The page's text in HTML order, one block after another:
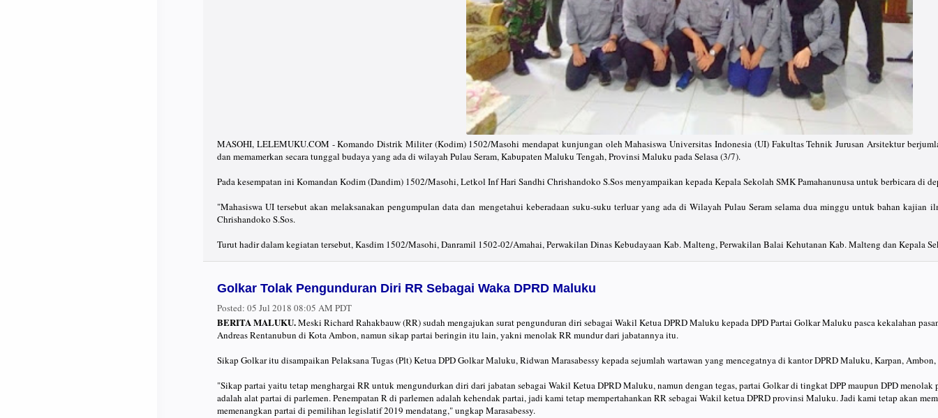
MASOHI, LELEMUKU.COM - Komando Distrik Militer (Kodim) 1502/Masohi mendapat kunjungan oleh Mahasiswa Universitas Indonesia (UI) Fakultas Tehnik Jurusan Arsitektur
dan memamerkan secara tunggal budaya yang ada di wilayah Pulau Seram, Kabupaten Maluku Tengah, Provinsi Maluku pada Selasa (3/7).
Pada kesempatan ini Komandan Kodim (Dandim) 1502/Masohi, Letkol Inf Hari Sandhi Chrishandoko S.Sos menyampaikan kepada Kepala Sekolah SMK Pamahanunusa untuk berbicara di
"Mahasiswa UI tersebut akan melaksanakan pengumpulan data dan mengetahui keberadaan suku-suku terluar yang ada di Wilayah Pulau Seram selama dua minggu untuk bahan
Chrishandoko S.Sos.
Turut hadir dalam kegiatan tersebut, Kasdim 1502/Masohi, Danramil 1502-02/Amahai, Perwakilan Dinas Kebudayaan Kab. Malteng, Perwakilan Balai Kehutanan Kab. Malteng dan Kepala
Golkar Tolak Pengunduran Diri RR Sebagai Waka DPRD Maluku
Posted: 05 Jul 2018 08:05 AM PDT
BERITA MALUKU.Meski Richard Rahakbauw (RR) sudah mengajukan surat pengunduran diri sebagai Wakil Ketua DPRD Maluku kepada DPD Partai Golkar Maluku pasca kekalahan
Andreas Rentanubun di Kota Ambon, namun sikap partai beringin itu lain, yakni menolak RR mundur dari jabatannya itu.
Sikap Golkar itu disampaikan Pelaksana Tugas (Plt) Ketua DPD Golkar Maluku, Ridwan Marasabessy kepada sejumlah wartawan yang mencegatnya di kantor DPRD Maluku, Karpan,
"Sikap partai yaitu tetap menghargai RR untuk mengundurkan diri dari jabatan sebagai Wakil Ketua DPRD Maluku, namun dengan tegas, partai Golkar di tingkat DPP maupun DPD
adalah alat partai di parlemen. Penempatan R di parlemen adalah kehendak partai, jadi kami tetap mempertahankan RR sebagai Wakil ketua DPRD provinsi Maluku. Jadi kami tetap akan
memenangkan partai di pemilihan legislatif 2019 mendatang," ungkap Marasabessy.